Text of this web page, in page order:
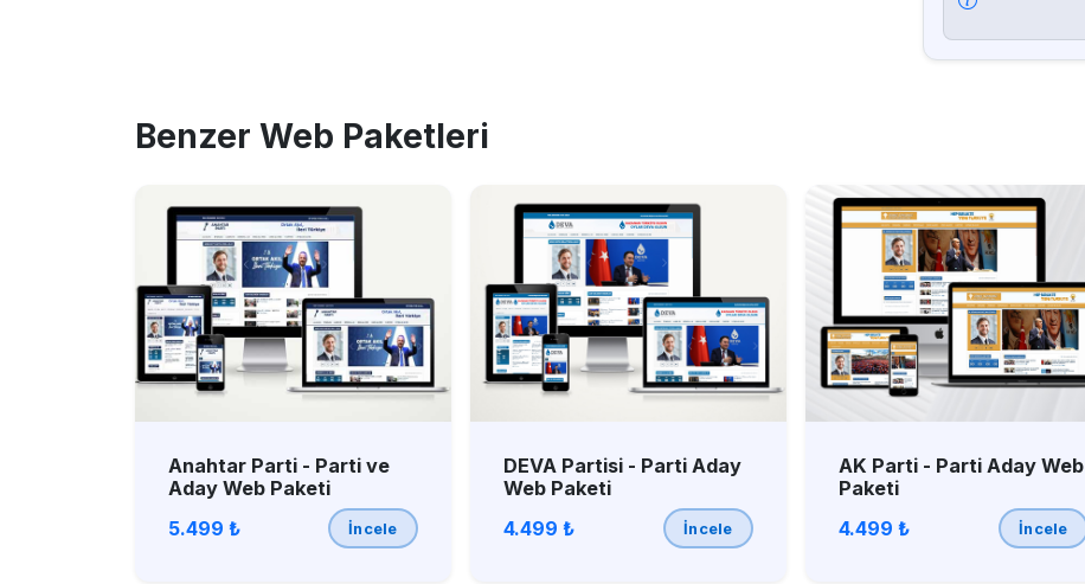
Benzer Web Paketleri
Anahtar Parti - Parti ve
Aday Web Paketi
5.499 ₺
İncele
DEVA Partisi - Parti Aday
Web Paketi
4.499 ₺
İncele
AK Parti - Parti Aday Web
Paketi
4.499 ₺
İncele